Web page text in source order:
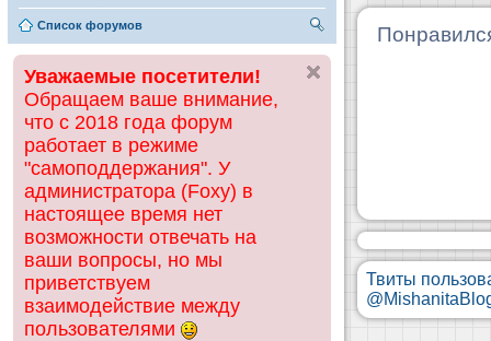
Список форумов
ск
Уважаемые посетители!
Обращаем ваше внимание,
что с 2018 года форум
работает в режиме
"самоподдержания". У
администратора (Foxy) в
настоящее время нет
возможности отвечать на
ваши вопросы, но мы
приветствуем
взаимодействие между
пользователями
Твиты